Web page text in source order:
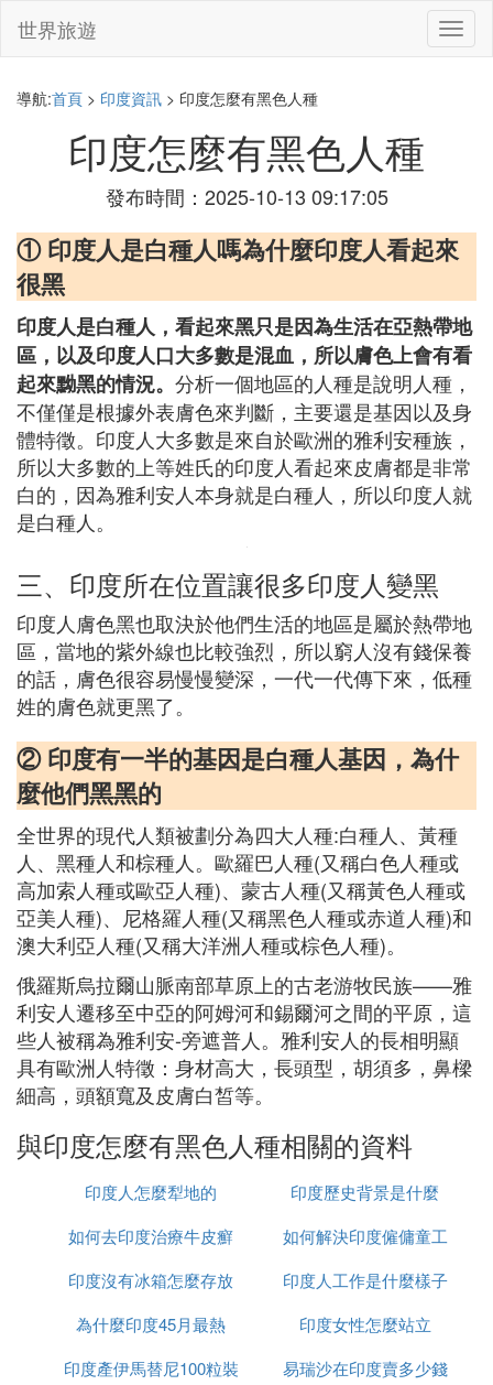
切
換
世界旅遊
導航:首頁 > 印度資訊 > 印度怎麼有黑色人種
印度怎麼有黑色人種
發布時間：2025-10-13 09:17:05
① 印度人是白種人嗎為什麼印度人看起來
很黑
印度人是白種人，看起來黑只是因為生活在亞熱帶地
區，以及印度人口大多數是混血，所以膚色上會有看
起來黝黑的情況。 分析一個地區的人種是說明人種，
不僅僅是根據外表膚色來判斷，主要還是基因以及身
體特徵。印度人大多數是來自於歐洲的雅利安種族，
所以大多數的上等姓氏的印度人看起來皮膚都是非常
白的，因為雅利安人本身就是白種人，所以印度人就
是白種人。
三、印度所在位置讓很多印度人變黑
印度人膚色黑也取決於他們生活的地區是屬於熱帶地
區，當地的紫外線也比較強烈，所以窮人沒有錢保養
的話，膚色很容易慢慢變深，一代一代傳下來，低種
姓的膚色就更黑了。
② 印度有一半的基因是白種人基因，為什
麼他們黑黑的
全世界的現代人類被劃分為四大人種:白種人、黃種
人、黑種人和棕種人。歐羅巴人種(又稱白色人種或
高加索人種或歐亞人種)、蒙古人種(又稱黃色人種或
亞美人種)、尼格羅人種(又稱黑色人種或赤道人種)和
澳大利亞人種(又稱大洋洲人種或棕色人種)。
俄羅斯烏拉爾山脈南部草原上的古老游牧民族——雅
利安人遷移至中亞的阿姆河和錫爾河之間的平原，這
些人被稱為雅利安-旁遮普人。雅利安人的長相明顯
具有歐洲人特徵：身材高大，長頭型，胡須多，鼻樑
細高，頭額寬及皮膚白皙等。
與印度怎麼有黑色人種相關的資料
印度人怎麼犁地的
印度歷史背景是什麼
如何去印度治療牛皮癬
如何解決印度僱傭童工
的問題
印度沒有冰箱怎麼存放
食物
印度人工作是什麼樣子
為什麼印度45月最熱
印度女性怎麼站立
印度產伊馬替尼100粒裝
易瑞沙在印度賣多少錢